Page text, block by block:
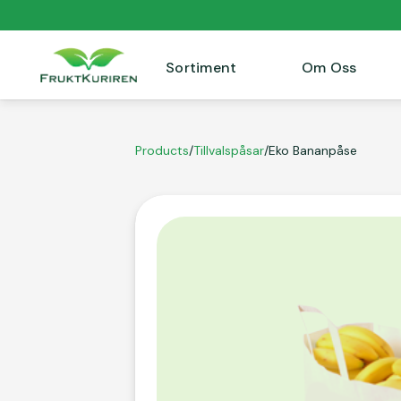
Sortiment Om Oss
Products/Tillvalspåsar/Eko Bananpåse